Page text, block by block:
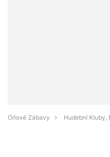
Orlové Zábavy Hudební Kluby,